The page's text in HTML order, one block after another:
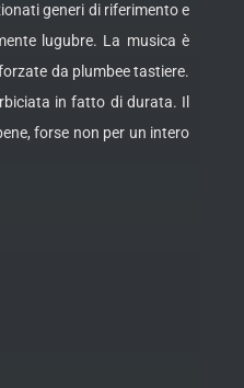
generi di riferimento e
lugubre. La musica è
da plumbee tastiere.
in fatto di durata. Il
forse non per un intero